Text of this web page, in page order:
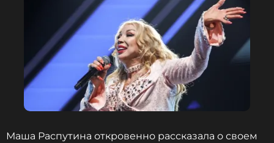
ПОДПИСАТЬСЯ
ССЫЛКА
Маша Распутина откровенно рассказала о своем